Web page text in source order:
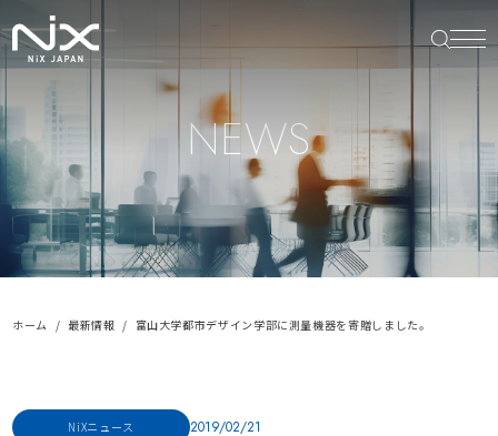
NEWS
ホーム 最新情報 富山大学都市デザイン学部に測量機器を寄贈しました。
NiXニュース 2019/02/21